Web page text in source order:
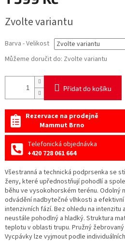
cena:
Zvolte variantu
Barva - Velikost
Můžeme doručit do: Zvolte variantu
Přidat do košíku
Rezervace na prodejně
Mammut Brno
Telefonická objednávka
+420 728 061 664
Všestranná a technická podprsenka se
ženy, které upřednostňují pohodlí a
běhu ve vysokohorském terénu. Odolný
odvádění nadbytečné vlhkosti a
intenzivních fází. Bez ohledu na
neustále pohodlný a hladký. Struktura
teplotu v oblasti trupu. Pružný
Vycpávky lze vyjmout podle